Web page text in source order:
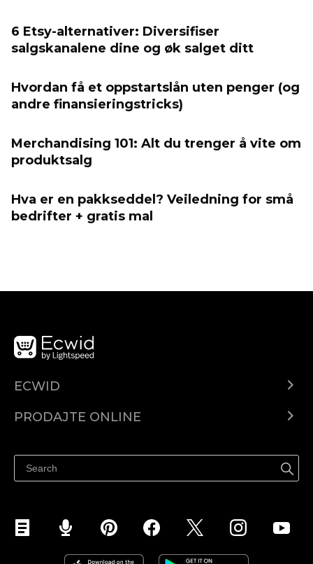
6 Etsy-alternativer: Diversifiser
salgskanalene dine og øk salget ditt
Hvordan få et oppstartslån uten penger (og
andre finansieringstricks)
Merchandising 101: Alt du trenger å vite om
produktsalg
Hva er en pakkseddel? Veiledning for små
bedrifter + gratis mal
ECWID
PRODAJTE ONLINE